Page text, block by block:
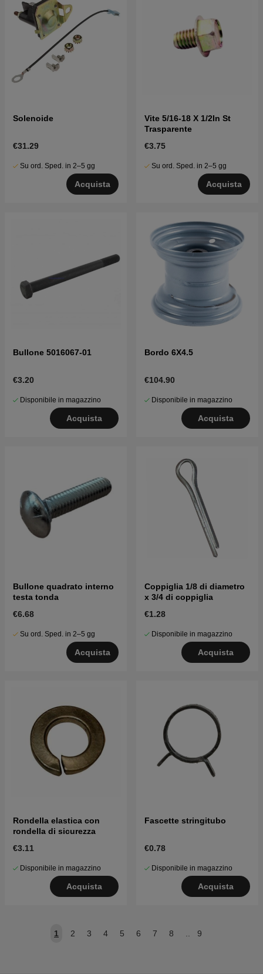
Solenoide
€31.29
Su ord. Sped. in 2–5 gg
Acquista
Vite 5/16-18 X 1/2In St
Trasparente
€3.75
Su ord. Sped. in 2–5 gg
Acquista
Bullone 5016067-01
€3.20
Disponibile in magazzino
Acquista
Bordo 6X4.5
€104.90
Disponibile in magazzino
Acquista
Bullone quadrato interno
testa tonda
€6.68
Su ord. Sped. in 2–5 gg
Acquista
Coppiglia 1/8 di diametro
x 3/4 di coppiglia
€1.28
Disponibile in magazzino
Acquista
Rondella elastica con
rondella di sicurezza
€3.11
Disponibile in magazzino
Acquista
Fascette stringitubo
€0.78
Disponibile in magazzino
Acquista
1 2 3 4 5 6 7 8 .. 9